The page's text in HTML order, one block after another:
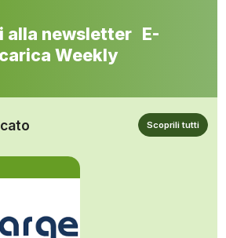
alla newsletter E-
Weekly
Scoprili tutti